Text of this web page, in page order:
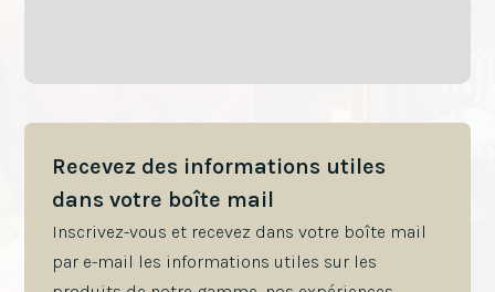
Recevez des informations utiles
dans votre boîte mail
Inscrivez-vous et recevez dans votre boîte mail
par e-mail les informations utiles sur les